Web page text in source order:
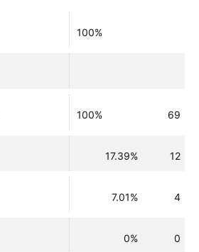
100%
100% 69
17.39% 12
7.01% 4
0% 0